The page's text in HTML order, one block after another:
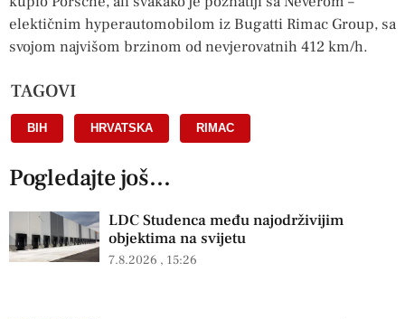
elektičnim hyperautomobilom iz Bugatti Rimac Group, sa
svojom najvišom brzinom od nevjerovatnih 412 km/h.
TAGOVI
BIH HRVATSKA RIMAC
Pogledajte još...
LDC Studenca među najodrživijim
objektima na svijetu
7.8.2026 15:26